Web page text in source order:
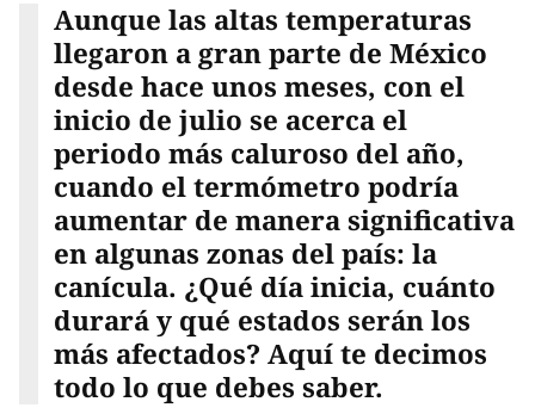
Aunque las altas temperaturas
llegaron a gran parte de México
desde hace unos meses, con el
inicio de julio se acerca el
periodo más caluroso del año,
cuando el termómetro podría
aumentar de manera significativa
en algunas zonas del país: la
canícula. ¿Qué día inicia, cuánto
durará y qué estados serán los
más afectados? Aquí te decimos
todo lo que debes saber.